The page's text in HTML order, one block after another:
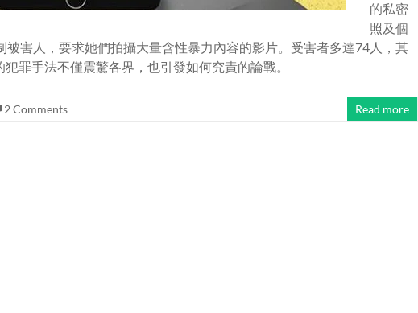
的私密
照及個
被害人，要求她們拍攝大量含性暴力內容的影片。受害者多達74人，其
罪手法不僅震驚各界，也引發如何究責的論戰。
2 Comments Read more